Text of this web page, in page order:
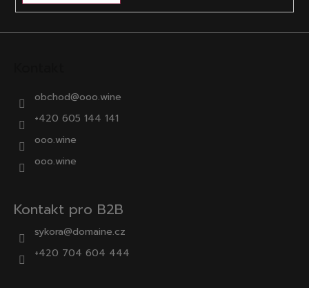
obchod@ooo.wine
+420 605 144 141
ooo.wine
ooo.wine
Kontakt pro B2B
sykora@domaine.cz
+420 704 604 444